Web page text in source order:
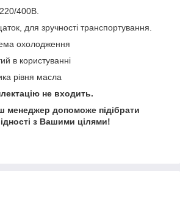
400В.
для зручності транспортування.
охолодження
в користуванні
рівня масла
не входить.
менеджер допоможе підібрати
з Вашими цілями!